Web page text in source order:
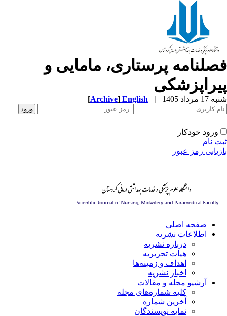
پرستاری، مامایی و
مرداد 1405 |
English
[Archive]
ورود خودکار
نام
رمز عبور
صفحه اصلی
اطلاعات نشریه
درباره نشریه
هیات تحریریه
اهداف و زمینه‌ها
اخبار نشریه
آرشیو مجله و مقالات
کلیه شماره‌های مجله
آخرین شماره
نمایه نویسندگان